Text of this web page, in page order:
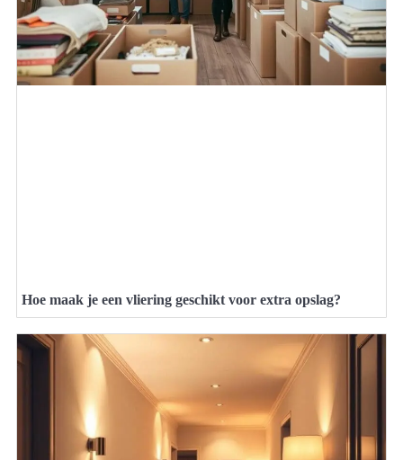
Hoe maak je een vliering geschikt voor extra opslag?